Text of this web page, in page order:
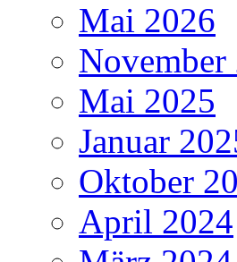
Mai 2026
November
Mai 2025
Januar
Oktober
April 2024